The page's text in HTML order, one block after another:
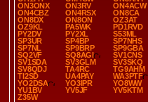
ON3ONX
ON3RV
ON4ACW
ON4CBZ
ON4RSX
ON8CA
ON8DX
ON8ON
OZ3AT
OZ9KL
PA5WK
PD1RVD
PY2DV
PY2XL
S53ML
SP3UR
SP4BP
SP7NHS
SP7NL
SP9BRP
SP9GBA
SQ2VF
SQ8AGI
SV1CNS
SV1SDA
SV3GLM
SV3SKQ
SV8QDJ
TA4RC
TG9AHM
TI2SD
UA4PAY
WA3PTF
YO2DSA
YO3IPR
YO8WW
YU1BV
YV5JF
YV5KTM
Z35W